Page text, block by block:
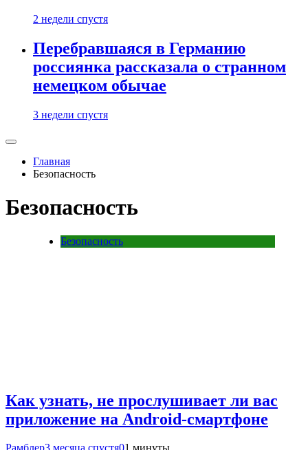
2 недели спустя
Перебравшаяся в Германию
россиянка рассказала о странном
немецком обычае
3 недели спустя
Главная
Безопасность
Безопасность
Безопасность
Как узнать, не прослушивает ли вас
приложение на Android-смартфоне